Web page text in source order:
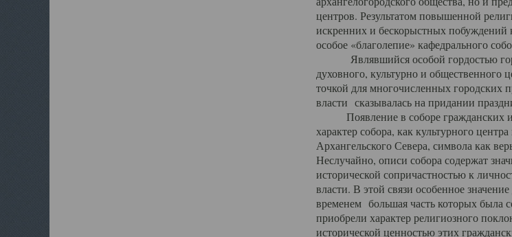
центров. Результатом повышенной
искренних и бескорыстных побуждений
особое «благолепие» кафедрального
Являвшийся особой гордостью
духовного, культурно и общественного
точкой для многочисленных городских
власти сказывалась на придании
Появление в соборе гражданских и
характер собора, как культурного
Архангельского Севера, символа как
Неслучайно, описи собора содержат
исторической сопричастностью к
власти. В этой связи особенное
временем большая часть которых была
приобрели характер религиозного
исторической ценностью этих